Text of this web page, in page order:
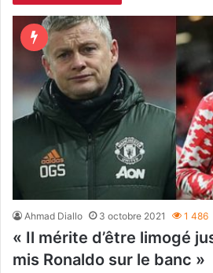
Ahmad Diallo 3 octobre 2021 1 486
« Il mérite d’être limogé
mis Ronaldo sur le banc »